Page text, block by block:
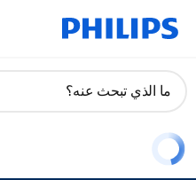
دعم
ما الذي تبحث عنه؟